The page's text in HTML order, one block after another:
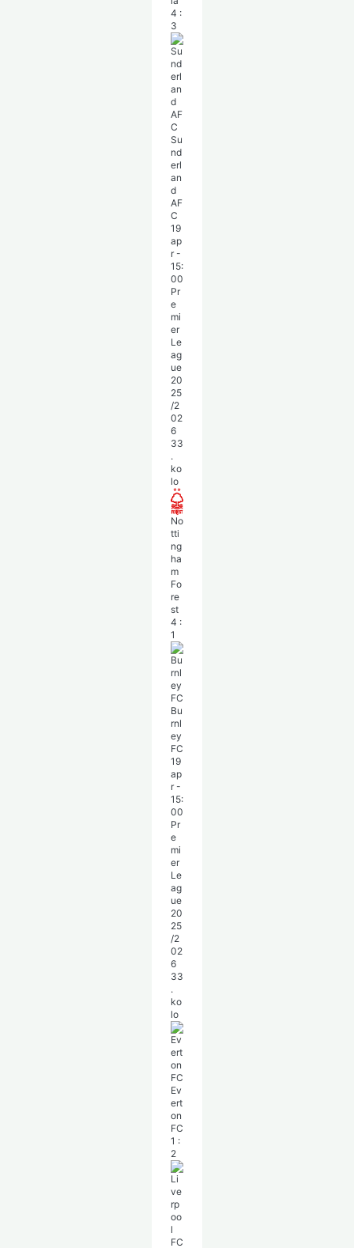
4 :
3
Su
nd
erl
an
d
AF
C
19
ap
r -
15:
00
Pr
e
mi
er
Le
ag
ue
20
25
/2
02
6
33
.
ko
lo
No
tti
ng
ha
m
Fo
re
st
4 :
1
Bu
rnl
ey
FC
19
ap
r -
15:
00
Pr
e
mi
er
Le
ag
ue
20
25
/2
02
6
33
.
ko
lo
Ev
ert
on
FC
1 :
2